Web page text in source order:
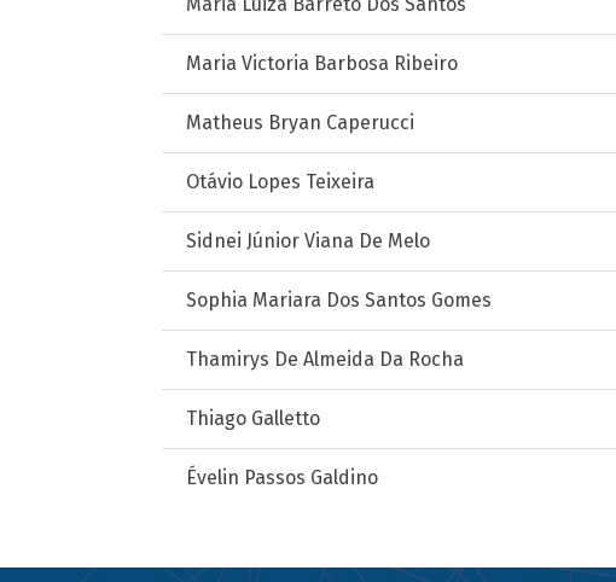
Maria Victoria Barbosa Ribeiro
Matheus Bryan Caperucci
Otávio Lopes Teixeira
Sidnei Júnior Viana De Melo
Sophia Mariara Dos Santos Gomes
Thamirys De Almeida Da Rocha
Thiago Galletto
Évelin Passos Galdino